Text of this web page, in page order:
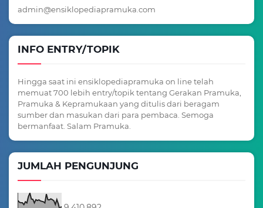
admin@ensiklopediapramuka.com
INFO ENTRY/TOPIK
Hingga saat ini ensiklopediapramuka on line telah
memuat 700 lebih entry/topik tentang Gerakan Pramuka,
Pramuka & Kepramukaan yang ditulis dari beragam
sumber dan masukan dari para pembaca. Semoga
bermanfaat. Salam Pramuka.
JUMLAH PENGUNJUNG